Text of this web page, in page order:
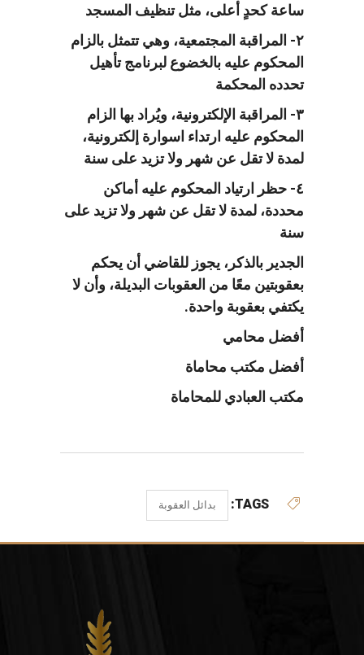
ساعة كحدٍ أعلى، مثل تنظيف المسجد
٢- المراقبة المجتمعية، وهي تتمثل بالزام
المحكوم عليه بالخضوع لبرنامج تأهيل
تحدده المحكمة
٣- المراقبة الإلكترونية، ويُراد بها الزام
المحكوم عليه ارتداء اسوارة إلكترونية،
لمدة لا تقل عن شهر ولا تزيد على سنة
٤- حظر ارتياد المحكوم عليه أماكن
محددة، لمدة لا تقل عن شهر ولا تزيد على
سنة
الجدير بالذكر، يجوز للقاضي أن يحكم
بعقوبتين معًا من العقوبات البديلة، وأن لا
يكتفي بعقوبة واحدة.
أفضل محامي
أفضل مكتب محاماة
مكتب العبادي للمحاماة
TAGS: بدائل العقوبة